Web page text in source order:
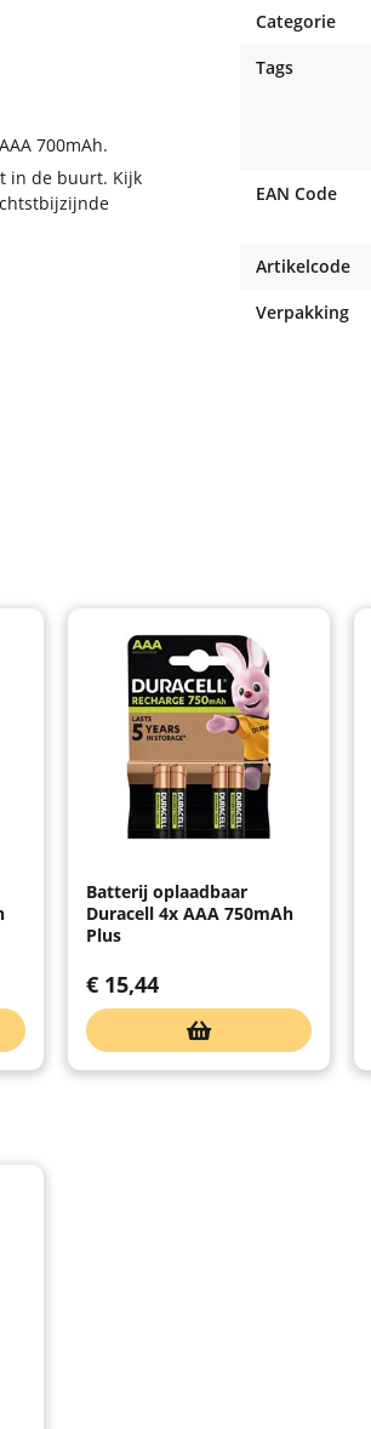
700mAh.
in de buurt. Kijk
Categorie
Tags
EAN Code
Artikelcode
Verpakking
Batterij oplaadbaar
Duracell 4x AAA 750mAh
Plus
€ 15,44